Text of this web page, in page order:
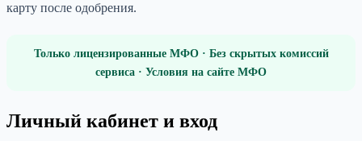
карту после одобрения.
Только лицензированные МФО · Без скрытых комиссий
сервиса · Условия на сайте МФО
Личный кабинет и вход